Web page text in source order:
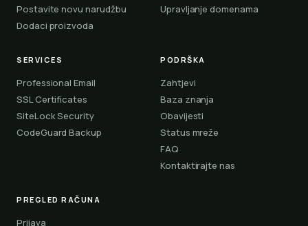
Postavite novu narudžbu
Dodaci proizvoda
Upravljanje domenama
SERVICES
Professional Email
SSL Certificates
SiteLock Security
CodeGuard Backup
PODRŠKA
Zahtjevi
Baza znanja
Obavijesti
Status mreže
FAQ
Kontaktirajte nas
PREGLED RAČUNA
Prijava